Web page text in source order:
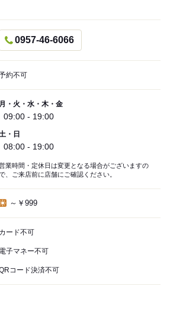
0957-46-6066
約不可
月・火・水・木・金
09:00 - 19:00
・日
08:00 - 19:00
業時間・定休日は変更となる場合がございますの
、ご来店前に店舗にご確認ください。
～￥999
カード不可
電子マネー不可
コード決済不可